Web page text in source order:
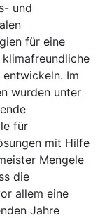
und
für eine
Im
wurden unter
für
mit Hilfe
Mengele
die
allem eine
Jahre